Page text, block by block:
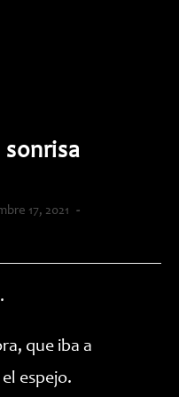
sonrisa
17, 2021
que iba a
espejo.